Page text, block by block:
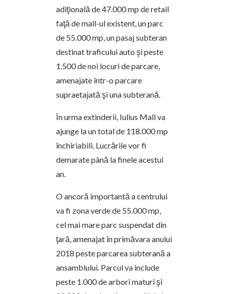
adiţională de 47.000 mp de retail
faţă de mall-ul existent, un parc
de 55.000 mp, un pasaj subteran
destinat traficului auto şi peste
1.500 de noi locuri de parcare,
amenajate într-o parcare
supraetajată şi una subterană.
În urma extinderii, Iulius Mall va
ajunge la un total de 118.000 mp
închiriabili. Lucrările vor fi
demarate până la finele acestui
an.
O ancoră importantă a centrului
va fi zona verde de 55.000 mp,
cel mai mare parc suspendat din
ţară, amenajat în primăvara anului
2018 peste parcarea subterană a
ansamblului. Parcul va include
peste 1.000 de arbori maturi şi